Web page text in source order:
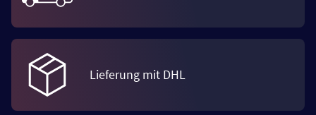
Lieferung mit DHL